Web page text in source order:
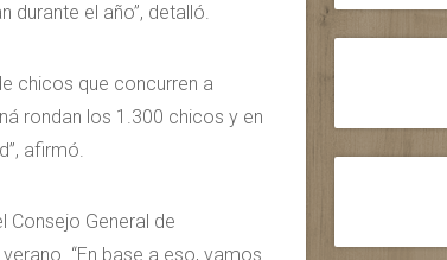
durante el año”, detalló.
chicos que concurren a
rondan los 1.300 chicos y en
afirmó.
Consejo General de
“En base a eso, vamos